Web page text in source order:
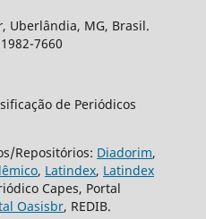
, Uberlândia, MG, Brasil.
7660
de Periódicos
Repositórios: Diadorim,
, Latindex, Latindex
Capes, Portal
Oasisbr, REDIB.